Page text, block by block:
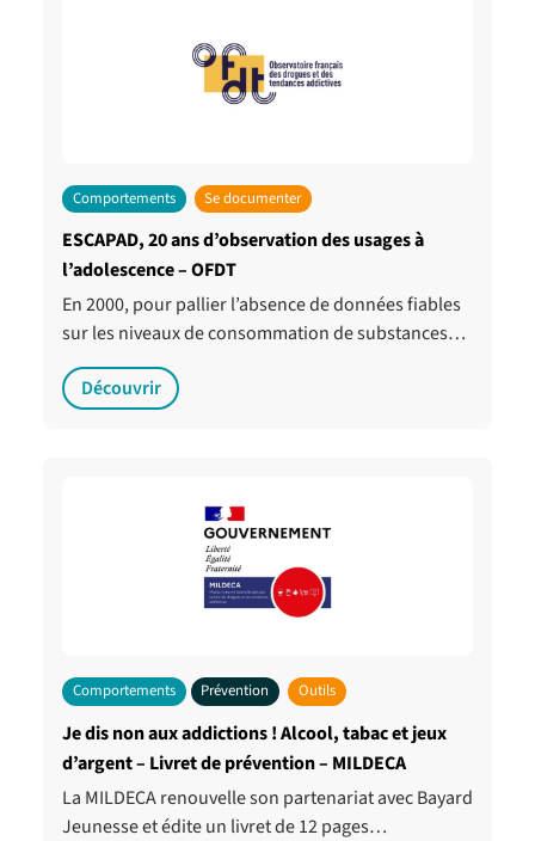
Comportements Se documenter
ESCAPAD, 20 ans d’observation des usages à
l’adolescence – OFDT
En 2000, pour pallier l’absence de données fiables
sur les niveaux de consommation de substances…
Découvrir
Comportements Prévention Outils
Je dis non aux addictions ! Alcool, tabac et jeux
d’argent – Livret de prévention – MILDECA
La MILDECA renouvelle son partenariat avec Bayard
Jeunesse et édite un livret de 12 pages…